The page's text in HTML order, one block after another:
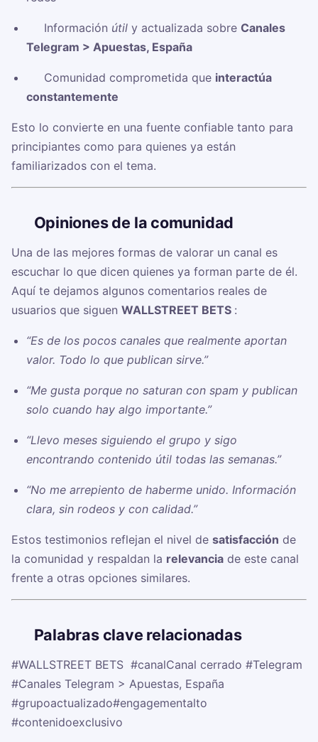
✅ Información útily actualizada sobre Canales
Telegram > Apuestas, España
✅ Comunidad comprometida que interactúa
constantemente
Esto lo convierte en una fuente confiable tanto para
principiantes como para quienes ya están
familiarizados con el tema.
Opiniones de la comunidad
Una de las mejores formas de valorar un canal es
escuchar lo que dicen quienes ya forman parte de él.
Aquí te dejamos algunos comentarios reales de
usuarios que siguen WALLSTREET BETS ‍ :
“Es de los pocos canales que realmente aportan
valor. Todo lo que publican sirve.”
“Me gusta porque no saturan con spam y publican
solo cuando hay algo importante.”
“Llevo meses siguiendo el grupo y sigo
encontrando contenido útil todas las semanas.”
“No me arrepiento de haberme unido. Información
clara, sin rodeos y con calidad.”
Estos testimonios reflejan el nivel de satisfacción de
la comunidad y respaldan la relevancia de este canal
frente a otras opciones similares.
Palabras clave relacionadas
#WALLSTREET BETS ‍ #canalCanal cerrado #Telegram
#Canales Telegram > Apuestas, España
#grupoactualizado#engagementalto
#contenidoexclusivo